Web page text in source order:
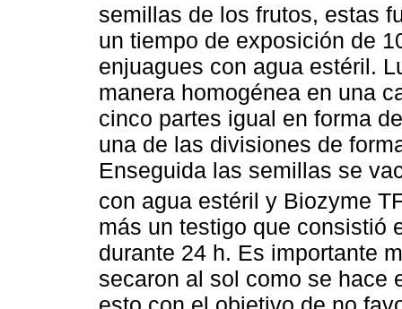
semillas de los frutos, estas
un tiempo de exposición de
enjuagues con agua estéril.
manera homogénea en una
cinco partes igual en forma
una de las divisiones de
Enseguida las semillas se
con agua estéril y Biozyme
más un testigo que consistió
durante 24 h. Es importante
secaron al sol como se hace